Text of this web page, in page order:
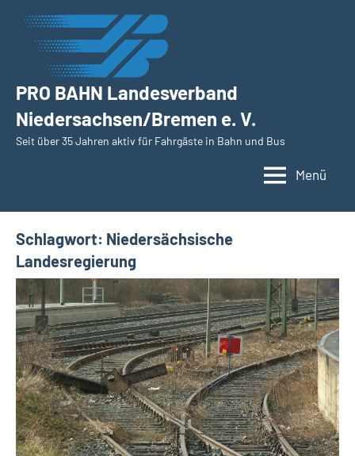
Inhalt
springen
PRO BAHN Landesverband
Niedersachsen/Bremen e. V.
Seit über 35 Jahren aktiv für Fahrgäste in Bahn und Bus
Menü
Schlagwort: Niedersächsische
Landesregierung